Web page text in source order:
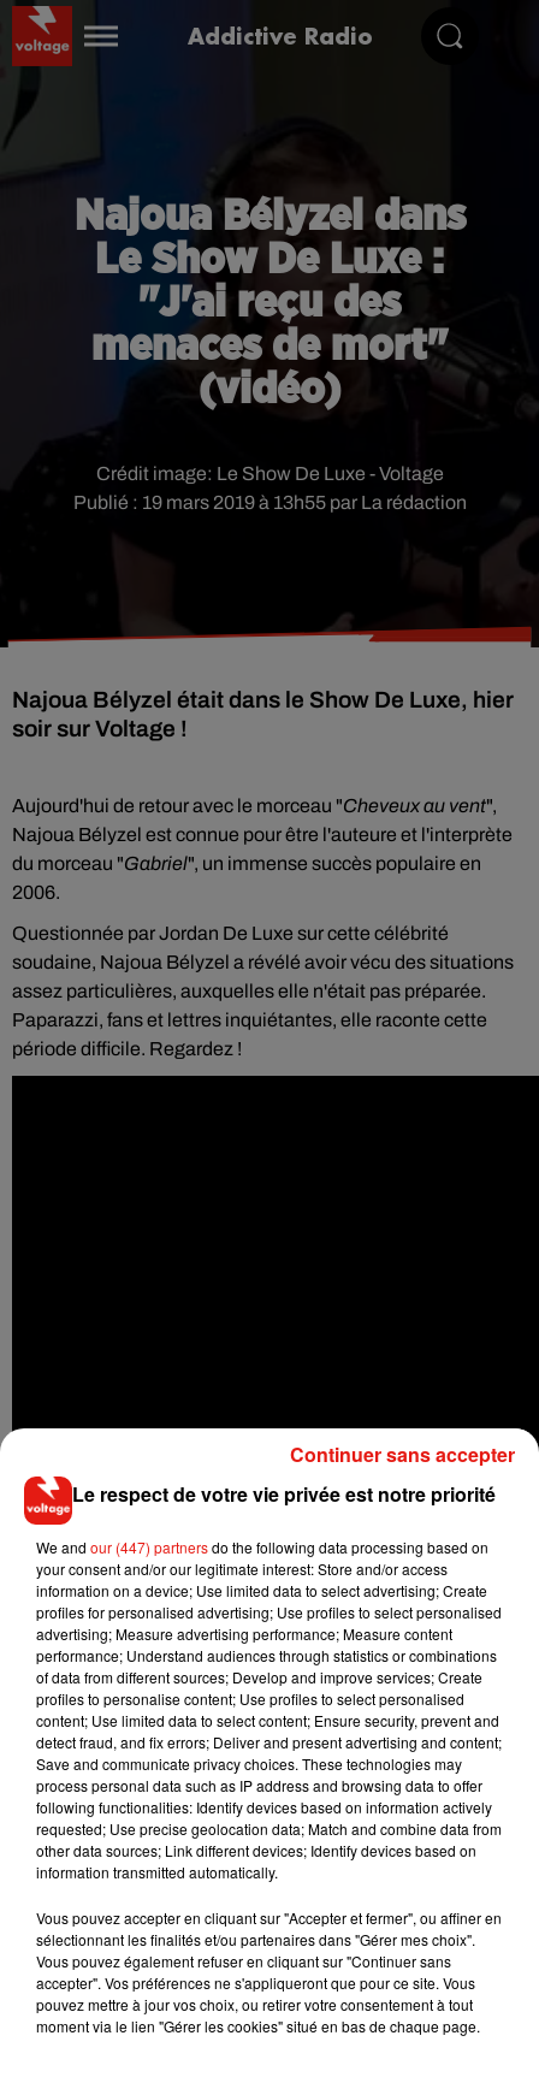
Addictive Radio
Najoua Bélyzel dans
Le Show De Luxe :
"J'ai reçu des
menaces de mort"
(vidéo)
Publié : 19 mars 2019 à 13h55 par La rédaction
Crédit image: Le Show De Luxe - Voltage
Najoua Bélyzel était dans le Show De Luxe, hier
soir sur Voltage !
Aujourd'hui de retour avec le morceau "Cheveux au vent",
Najoua Bélyzel est connue pour être l'auteure et l'interprète
du morceau "Gabriel", un immense succès populaire en
2006.
Questionnée par Jordan De Luxe sur cette célébrité
soudaine, Najoua Bélyzel a révélé avoir vécu des situations
assez particulières, auxquelles elle n'était pas préparée.
Paparazzi, fans et lettres inquiétantes, elle raconte cette
période difficile. Regardez !
Musique
7 août 2026
RÜFÜS DU SOL annonce un nouvel
album après sa tournée mondiale
Angèle et Amélie Lens dévoilent leur
Il y a 10 ans, DJ Snake changeait de
Le respect de votre vie privée est notre priorité
We and our (447) partnersdo the following data processing based on
your consent and/or our legitimate interest: Store and/or access
information on a device; Use limited data to select advertising; Create
profiles for personalised advertising; Use profiles to select personalised
advertising; Measure advertising performance; Measure content
performance; Understand audiences through statistics or combinations
of data from different sources; Develop and improve services; Create
profiles to personalise content; Use profiles to select personalised
content; Use limited data to select content; Ensure security, prevent and
detect fraud, and fix errors; Deliver and present advertising and content;
Save and communicate privacy choices. These technologies may
process personal data such as IP address and browsing data to offer
following functionalities: Identify devices based on information actively
requested; Use precise geolocation data; Match and combine data from
other data sources; Link different devices; Identify devices based on
information transmitted automatically.
Vous pouvez accepter en cliquant sur "Accepter et fermer", ou affiner en
sélectionnant les finalités et/ou partenaires dans "Gérer mes choix".
Vous pouvez également refuser en cliquant sur "Continuer sans
accepter". Vos préférences ne s'appliqueront que pour ce site. Vous
pouvez mettre à jour vos choix, ou retirer votre consentement à tout
moment via le lien "Gérer les cookies" situé en bas de chaque page.
Continuer sans accepter